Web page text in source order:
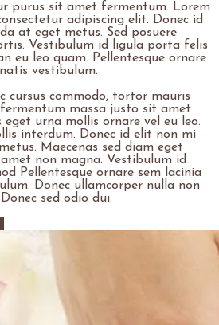
purus sit amet fermentum. Lorem
adipiscing elit. Donec id
at eget metus. Sed posuere
Vestibulum id ligula porta felis
eu leo quam. Pellentesque ornare
vestibulum.
cursus commodo, tortor mauris
massa justo sit amet
eget urna mollis ornare vel eu leo.
interdum. Donec id elit non mi
Maecenas sed diam eget
non magna. Vestibulum id
Pellentesque ornare sem lacinia
Donec ullamcorper nulla non
sed odio dui.